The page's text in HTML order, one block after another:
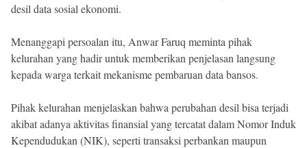
desil data sosial ekonomi.
Menanggapi persoalan itu, Anwar Faruq meminta pihak
kelurahan yang hadir untuk memberikan penjelasan langsung
kepada warga terkait mekanisme pembaruan data bansos.
Pihak kelurahan menjelaskan bahwa perubahan desil bisa terjadi
akibat adanya aktivitas finansial yang tercatat dalam Nomor Induk
Kependudukan (NIK), seperti transaksi perbankan maupun